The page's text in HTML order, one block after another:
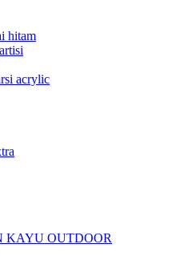
hitam
acrylic
KAYU OUTDOOR